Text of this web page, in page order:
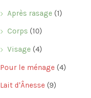
Après rasage (1)
Corps (10)
Visage (4)
Pour le ménage (4)
Lait d'Ânesse (9)